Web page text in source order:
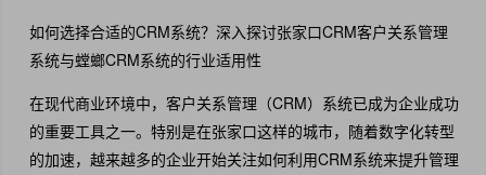
如何选择合适的CRM系统？深入探讨张家口CRM客户关系管理
系统与螳螂CRM系统的行业适用性
在现代商业环境中，客户关系管理（CRM）系统已成为企业成功
的重要工具之一。特别是在张家口这样的城市，随着数字化转型
的加速，越来越多的企业开始关注如何利用CRM系统来提升管理